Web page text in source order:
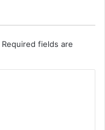
Required fields are